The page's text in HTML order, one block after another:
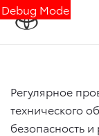
Debug Mode
Регулярное
технического
безопасность